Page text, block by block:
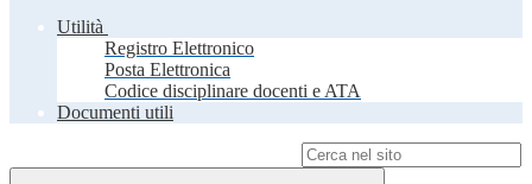
Utilità
Registro Elettronico
Posta Elettronica
Codice disciplinare docenti e ATA
Documenti utili